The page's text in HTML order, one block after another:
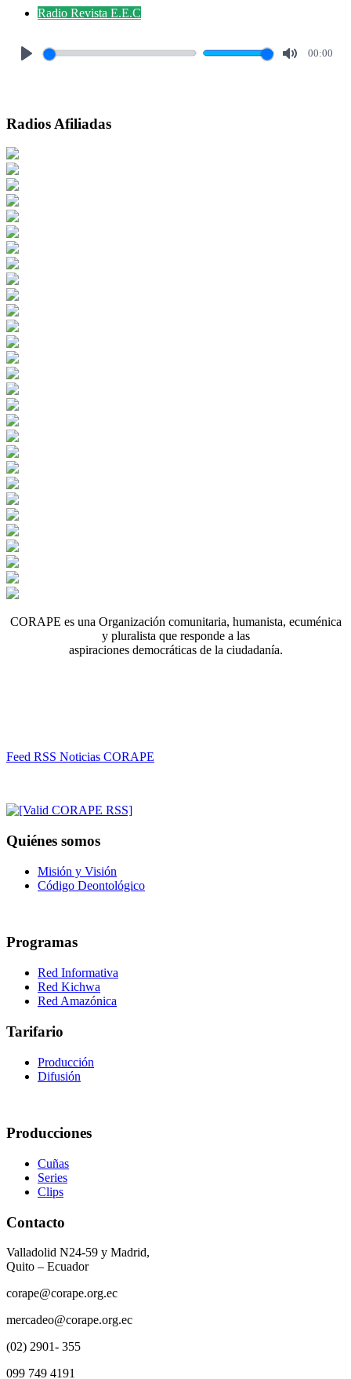
Radio Revista E.E.C
00:00
Radios Afiliadas
CORAPE es una Organización comunitaria, humanista, ecuménica
y pluralista que responde a las
aspiraciones democráticas de la ciudadanía.
Feed RSS Noticias CORAPE
Quiénes somos
Misión y Visión
Código Deontológico
Programas
Red Informativa
Red Kichwa
Red Amazónica
Tarifario
Producción
Difusión
Producciones
Cuñas
Series
Clips
Contacto
Valladolid N24-59 y Madrid,
Quito – Ecuador
corape@corape.org.ec
mercadeo@corape.org.ec
(02) 2901- 355
099 749 4191